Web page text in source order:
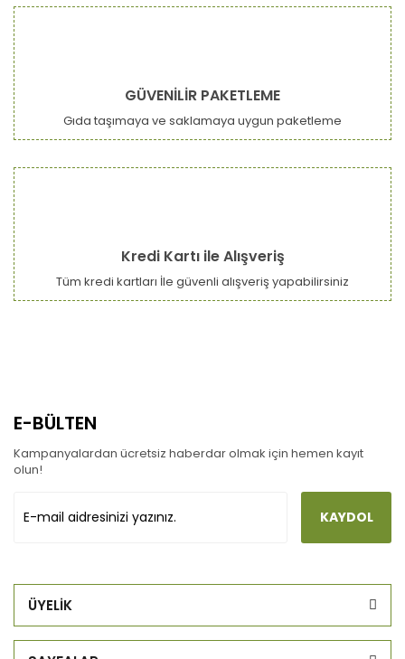
GÜVENİLİR PAKETLEME
Gıda taşımaya ve saklamaya uygun paketleme
Kredi Kartı ile Alışveriş
Tüm kredi kartları İle güvenli alışveriş yapabilirsiniz
E-BÜLTEN
Kampanyalardan ücretsiz haberdar olmak için hemen kayıt
olun!
KAYDOL
ÜYELİK